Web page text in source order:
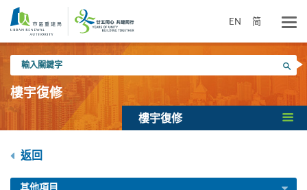
內
EN 简
入
關
鍵
搜尋
樓宇復修
樓宇復修
返回